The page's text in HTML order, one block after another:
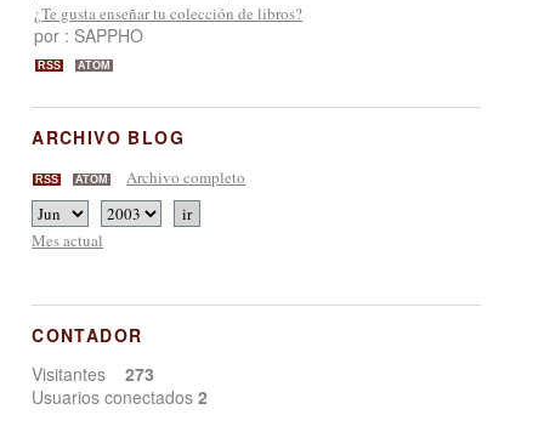
¿Te gusta enseñar tu colección de libros?
por : SAPPHO
RSS ATOM
ARCHIVO BLOG
RSS ATOM Archivo completo
Mes actual
CONTADOR
Visitantes273
Usuarios conectados2